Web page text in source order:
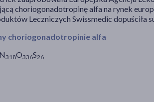
choriogonadotropinę alfa na rynek
Leczniczych Swissmedic dopuściła
choriogonadotropinie alfa
N318O336S26